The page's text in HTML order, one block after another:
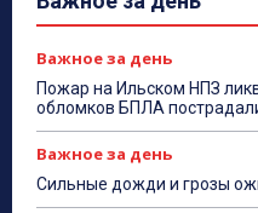
Важное за день
Пожар на Ильском НПЗ
обломков БПЛА
Важное за день
Сильные дожди и грозы